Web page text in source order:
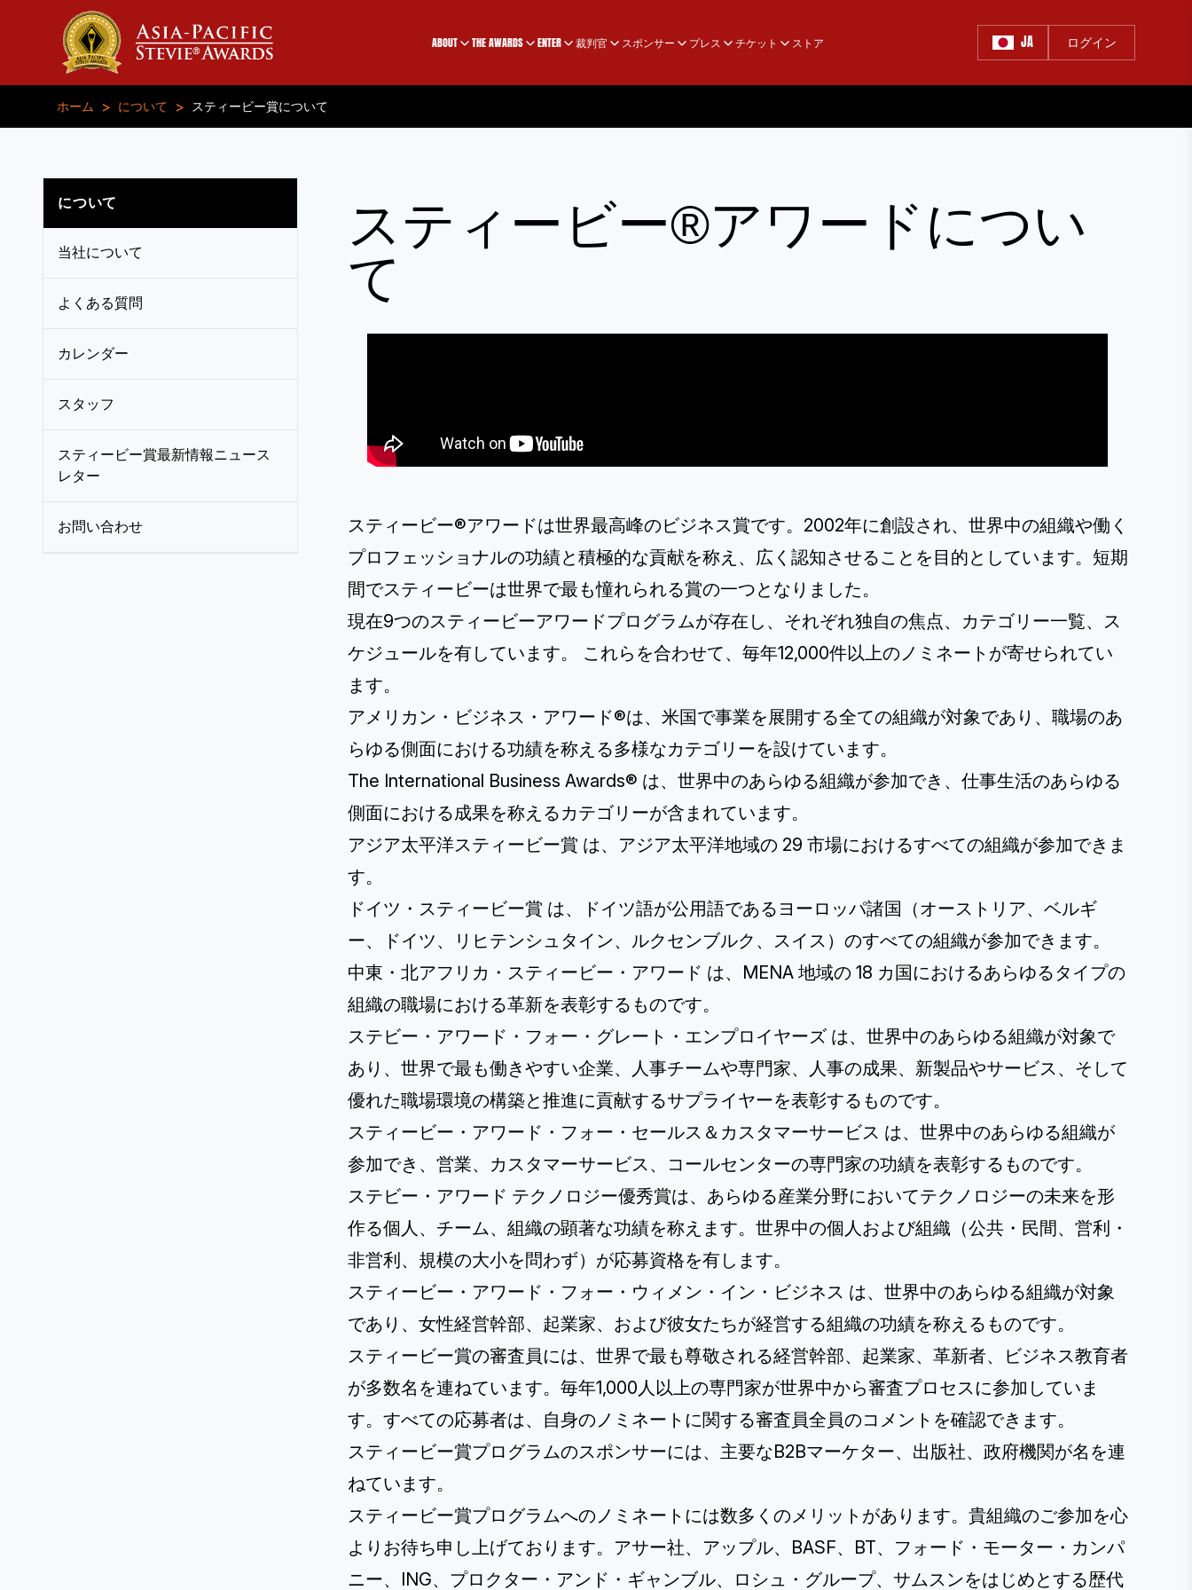
ABOUT THE AWARDS ENTER 裁判官 スポンサー プレス チケット ストア JA ログイン
ホーム > について > スティービー賞について
について
当社について
よくある質問
カレンダー
スタッフ
スティービー賞最新情報ニュース
レター
お問い合わせ
スティービー®アワードについ
て
スティービー®アワードは世界最高峰のビジネス賞です。2002年に創設され、世界中の組織や働く
プロフェッショナルの功績と積極的な貢献を称え、広く認知させることを目的としています。短期
間でスティービーは世界で最も憧れられる賞の一つとなりました。
現在9つのスティービーアワードプログラムが存在し、それぞれ独自の焦点、カテゴリー一覧、ス
ケジュールを有しています。 これらを合わせて、毎年12,000件以上のノミネートが寄せられてい
ます。
アメリカン・ビジネス・アワード®は、米国で事業を展開する全ての組織が対象であり、職場のあ
らゆる側面における功績を称える多様なカテゴリーを設けています。
The International Business Awards® は、世界中のあらゆる組織が参加でき、仕事生活のあらゆる
側面における成果を称えるカテゴリーが含まれています。
アジア太平洋スティービー賞 は、アジア太平洋地域の 29 市場におけるすべての組織が参加できま
す。
ドイツ・スティービー賞 は、ドイツ語が公用語であるヨーロッパ諸国（オーストリア、ベルギ
ー、ドイツ、リヒテンシュタイン、ルクセンブルク、スイス）のすべての組織が参加できます。
中東・北アフリカ・スティービー・アワード は、MENA 地域の 18 カ国におけるあらゆるタイプの
組織の職場における革新を表彰するものです。
ステビー・アワード・フォー・グレート・エンプロイヤーズ は、世界中のあらゆる組織が対象で
あり、世界で最も働きやすい企業、人事チームや専門家、人事の成果、新製品やサービス、そして
優れた職場環境の構築と推進に貢献するサプライヤーを表彰するものです。
スティービー・アワード・フォー・セールス＆カスタマーサービス は、世界中のあらゆる組織が
参加でき、営業、カスタマーサービス、コールセンターの専門家の功績を表彰するものです。
ステビー・アワード テクノロジー優秀賞は、あらゆる産業分野においてテクノロジーの未来を形
作る個人、チーム、組織の顕著な功績を称えます。世界中の個人および組織（公共・民間、営利・
非営利、規模の大小を問わず）が応募資格を有します。
スティービー・アワード・フォー・ウィメン・イン・ビジネス は、世界中のあらゆる組織が対象
であり、女性経営幹部、起業家、および彼女たちが経営する組織の功績を称えるものです。
スティービー賞の審査員には、世界で最も尊敬される経営幹部、起業家、革新者、ビジネス教育者
が多数名を連ねています。毎年1,000人以上の専門家が世界中から審査プロセスに参加していま
す。すべての応募者は、自身のノミネートに関する審査員全員のコメントを確認できます。
スティービー賞プログラムのスポンサーには、主要なB2Bマーケター、出版社、政府機関が名を連
ねています。
スティービー賞プログラムへのノミネートには数多くのメリットがあります。貴組織のご参加を心
よりお待ち申し上げております。アサー社、アップル、BASF、BT、フォード・モーター・カンパ
ニー、ING、プロクター・アンド・ギャンブル、ロシュ・グループ、サムスンをはじめとする歴代